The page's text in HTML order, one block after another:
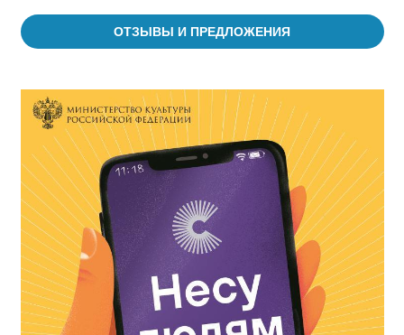
ОТЗЫВЫ И ПРЕДЛОЖЕНИЯ